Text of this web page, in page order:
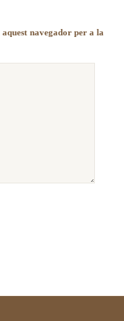
navegador per a la